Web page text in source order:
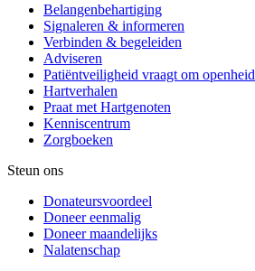
Belangenbehartiging
Signaleren & informeren
Verbinden & begeleiden
Adviseren
Patiëntveiligheid vraagt om openheid
Hartverhalen
Praat met Hartgenoten
Kenniscentrum
Zorgboeken
Steun ons
Donateursvoordeel
Doneer eenmalig
Doneer maandelijks
Nalatenschap